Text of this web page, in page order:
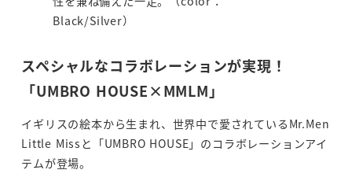
Black/Silver）
スペシャルなコラボレーションが実現！
「UMBRO HOUSE×MMLM」
イギリスの絵本から生まれ、世界中で愛されているMr.Men
Little Missと「UMBRO HOUSE」のコラボレーションアイ
テムが登場。